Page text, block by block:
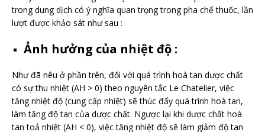
trong dung dịch có ý nghĩa quan trọng trong pha chế thuốc, lần
lượt được khảo sát như sau :
Ảnh hưởng của nhiệt độ :
Như đã nêu ở phần trên, đối với quá trình hoà tan dược chất
có sự thu nhiệt (AH > 0) theo nguyên tắc Le Chatelier, việc
tăng nhiệt độ (cung cấp nhiệt) sẽ thúc đẩy quá trình hoà tan,
làm tăng độ tan của dược chất. Ngược lại khi dược chất hoà
tan toả nhiệt (AH < 0), việc tăng nhiệt độ sẽ làm giảm độ tan